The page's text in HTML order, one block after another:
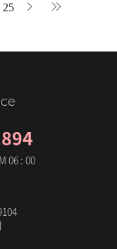
25
06 : 00